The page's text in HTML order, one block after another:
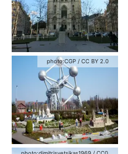
photo:CGP / CC BY 2.0